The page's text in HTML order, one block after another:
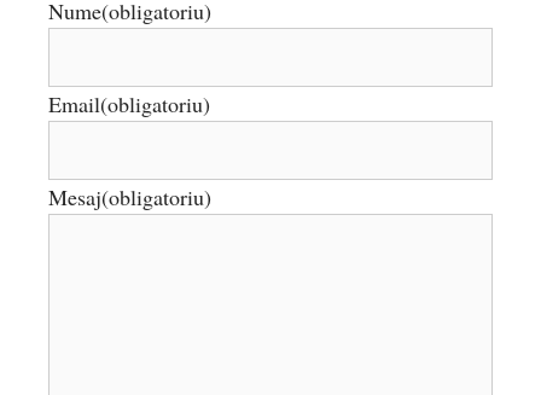
Nume(obligatoriu)
Email(obligatoriu)
Mesaj(obligatoriu)